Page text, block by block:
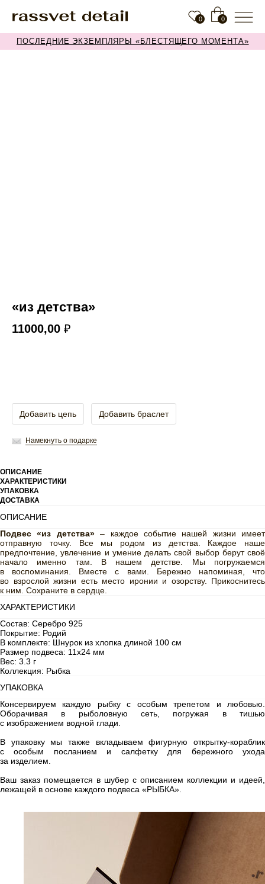
«из детства»
11000,00 ₽
Добавить цепь Добавить браслет
Намекнуть о подарке
ОПИСАНИЕ
ХАРАКТЕРИСТИКИ
УПАКОВКА
ДОСТАВКА
ОПИСАНИЕ
Подвес «из детства»– каждое событие нашей жизни имеет
отправную точку. Все мы родом из детства. Каждое наше
предпочтение, увлечение и умение делать свой выбор берут своё
начало именно там. В нашем детстве. Мы погружаемся
в воспоминания. Вместе с вами. Бережно напоминая, что
во взрослой жизни есть место иронии и озорству. Прикоснитесь
к ним. Сохраните в сердце.
ХАРАКТЕРИСТИКИ
Состав: Серебро 925
Покрытие: Родий
В комплекте: Шнурок из хлопка длиной 100 см
Размер подвеса: 11х24 мм
Вес: 3.3 г
Коллекция: Рыбка
УПАКОВКА
Консервируем каждую рыбку с особым трепетом и любовью.
Оборачивая в рыболовную сеть, погружая в тишью
с изображением водной глади.
В упаковку мы также вкладываем фигурную открытку-кораблик
с особым посланием и салфетку для бережного ухода
за изделием.
Ваш заказ помещается в шубер с описанием коллекции и идеей,
лежащей в основе каждого подвеса «РЫБКА».